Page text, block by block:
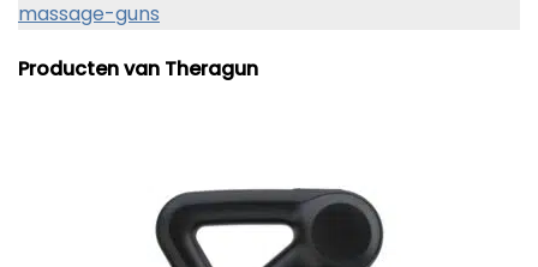
Massagerr
MUSCQLER
Massagetypes
Technologie
massage-guns
Producten van Theragun